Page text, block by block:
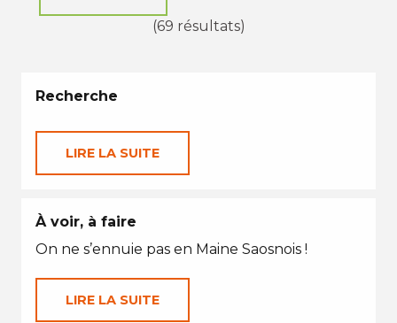
(69 résultats)
Recherche
LIRE LA SUITE
À voir, à faire
On ne s’ennuie pas en Maine Saosnois !
LIRE LA SUITE